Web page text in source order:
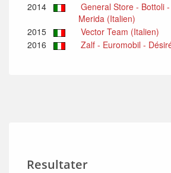
2014
General Store - Bottoli
Merida (Italien)
2015
Vector Team (Italien)
2016
Zalf - Euromobil -
Resultater